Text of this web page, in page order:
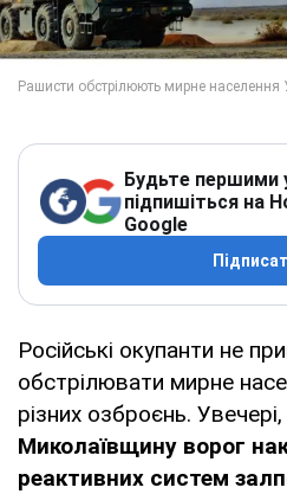
Будьте першими
підпишіться на
Google
Російські окупанти не
обстрілювати мирне
різних озброєнь.
Миколаївщину ворог
реактивних систем